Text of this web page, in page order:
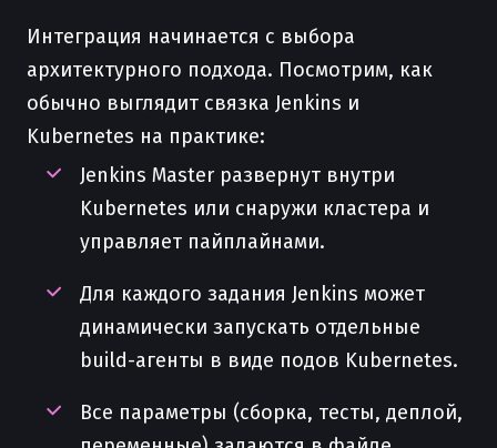
Интеграция начинается с выбора
архитектурного подхода. Посмотрим, как
обычно выглядит связка Jenkins и
Kubernetes на практике:
Jenkins Master развернут внутри
Kubernetes или снаружи кластера и
управляет пайплайнами.
Для каждого задания Jenkins может
динамически запускать отдельные
build-агенты в виде подов Kubernetes.
Все параметры (сборка, тесты, деплой,